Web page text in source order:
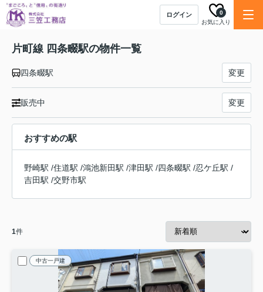
ログイン
お気に入り
0
片町線 四条畷駅の物件一覧
四条畷駅 変更
販売中 変更
おすすめの駅
野崎駅 /住道駅 /鴻池新田駅 /津田駅 /四条畷駅 /忍ケ丘駅 /
吉田駅 /交野市駅
1件
中古一戸建